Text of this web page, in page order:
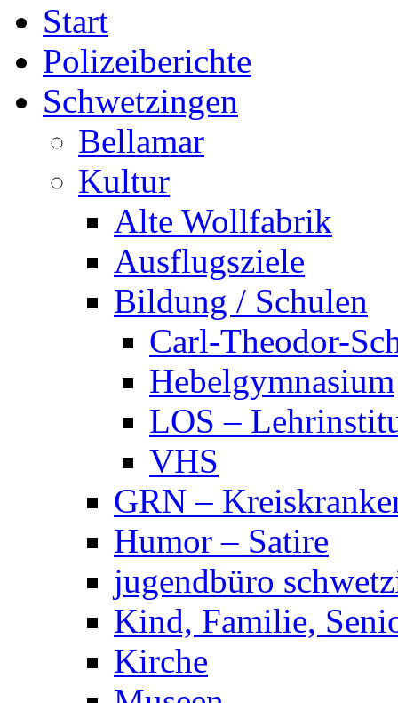
Start
Polizeiberichte
Schwetzingen
Bellamar
Kultur
Alte Wollfabrik
Ausflugsziele
Bildung / Schulen
Carl-Theodor-
Hebelgymnasium
LOS –
VHS
GRN –
Humor – Satire
jugendbüro
Kind, Familie,
Kirche